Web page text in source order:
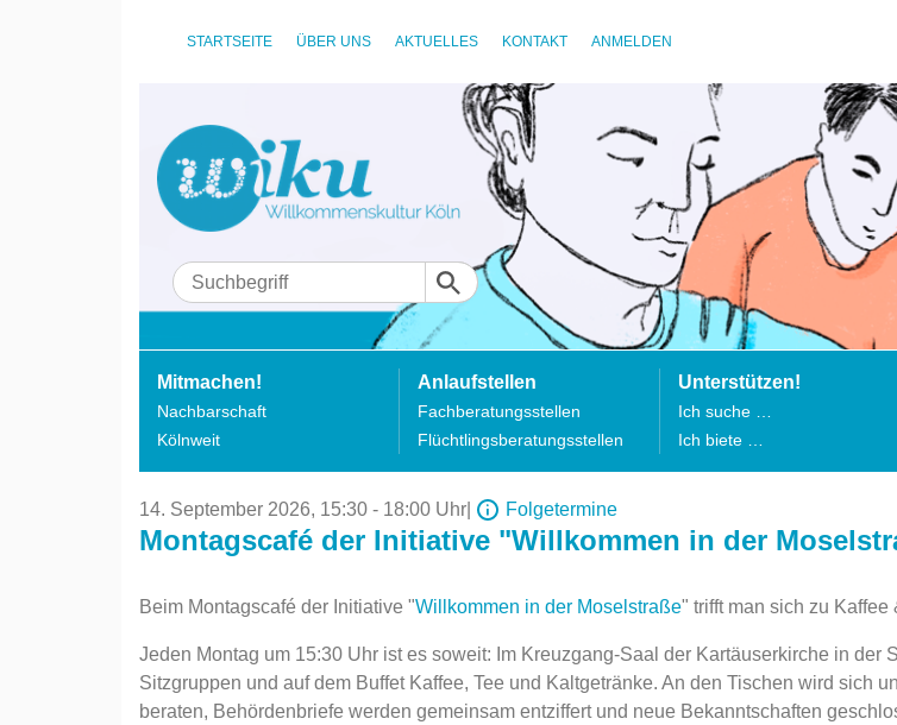
STARTSEITE ÜBER UNS AKTUELLES KONTAKT ANMELDEN
Mitmachen!
Nachbarschaft
Kölnweit
Anlaufstellen
Fachberatungsstellen
Flüchtlingsberatungsstellen
Unterstützen!
Ich suche …
Ich biete …
14. September 2026, 15:30 - 18:00 Uhr Folgetermine
Montagscafé der Initiative "Willkommen in der
Beim Montagscafé der Initiative "Willkommen in der Moselstraße" trifft man sich zu Kaffee
Jeden Montag um 15:30 Uhr ist es soweit: Im Kreuzgang-Saal der Kartäuserkirche in der
Sitzgruppen und auf dem Buffet Kaffee, ‎Tee und Kaltgetränke. An den Tischen wird sich
beraten, Behördenbriefe werden gemeinsam entziffert und neue Bekanntschaften